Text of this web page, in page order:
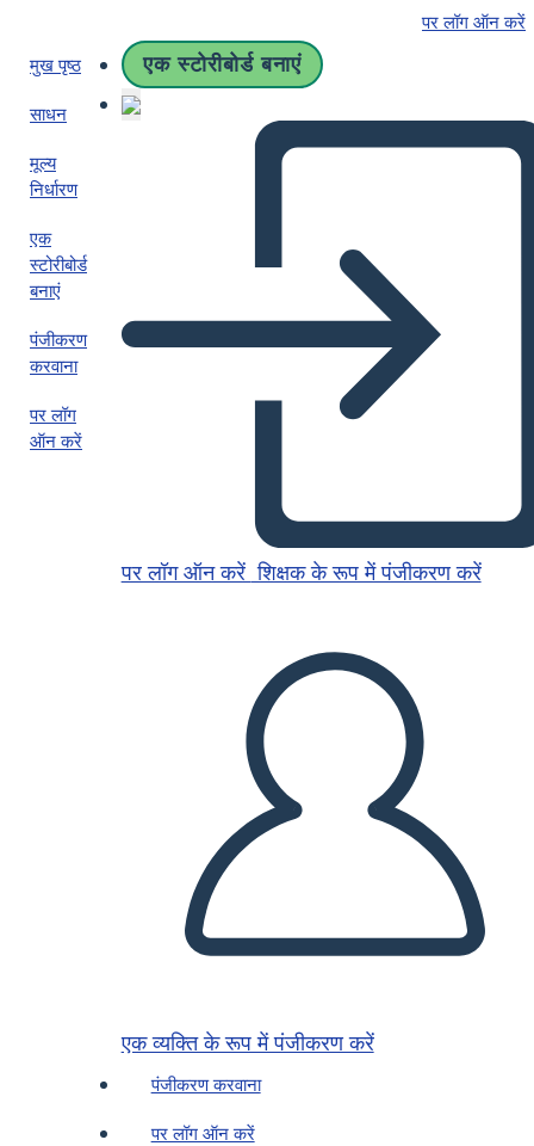
पर लॉग ऑन करें
मुख पृष्ठ
साधन
मूल्य
निर्धारण
एक
स्टोरीबोर्ड
बनाएं
पंजीकरण
करवाना
पर लॉग
ऑन करें
एक स्टोरीबोर्ड बनाएं
पर लॉग ऑन करें शिक्षक के रूप में पंजीकरण करें
एक व्यक्ति के रूप में पंजीकरण करें
पंजीकरण करवाना
पर लॉग ऑन करें